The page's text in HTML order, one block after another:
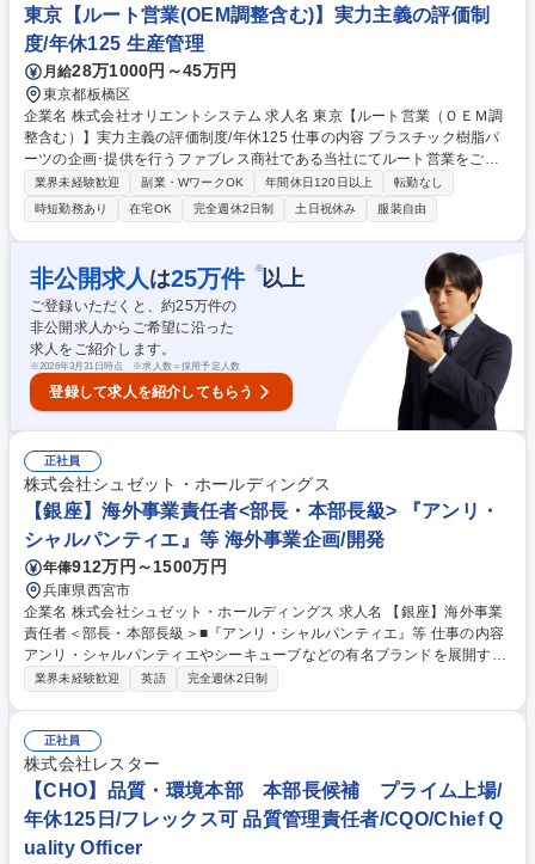
しております。また、幅広い業界（製造業・小売業・学校法人など）との
取引実績がございます。 募集職種 ★第二新卒歓迎★【IT法人営業】顧客
の課題に合わせた提案を！販売職経験者歓迎
東京【ルート営業(OEM調整含む)】実力主義の評価制
度/年休125 生産管理
月給28万1000円～45万円
東京都板橋区
企業名 株式会社オリエントシステム 求人名 東京【ルート営業（ＯＥＭ調
整含む）】実力主義の評価制度/年休125 仕事の内容 プラスチック樹脂パ
ーツの企画･提供を行うファブレス商社である当社にてルート営業をご担
当。顧客の要望に基づき製品仕様の打ち合わせから、協力工場との製造工
程における調整･納期管理を一貫して担当します。 ■顧客であるアミュー
ズメント機器メーカーとの製品仕様の打ち合わせ■北関東を中心とする協
力工場との選定、金型や素材・加工方法のすり合わせ■量産立ち会い、品
質管理から製造工程全体の進捗管理・調整 【仕事の魅力】顧客と工場の間
に立つ調整・折衝能力を活かせます。自分が介在することでオーダーメイ
ド製品が形になるやりがいを実感できる環境です。 募集職種 東京【ルー
ト営業（ＯＥＭ調整含む）】実力主義の評価制度/年休125
業界未経験歓迎 副業・WワークOK 年間休日120日以上
転勤なし
時短勤務あり
在宅OK 完全週休2日制 土日祝休み 服装自由
非公開求人 は25万件 ※以上
ご登録いただくと、約25万件の
非公開求人からご希望に沿った
求人をご紹介します。
※2026年3月31日時点 ※求人数＝採用予定人数
登録して求人を紹介してもらう
正社員
株式会社シュゼット・ホールディングス
【銀座】海外事業責任者<部長・本部長級> 『アンリ・
シャルパンティエ』等 海外事業企画/開発
年俸912万円～1500万円
兵庫県西宮市
企業名 株式会社シュゼット・ホールディングス 求人名 【銀座】海外事業
責任者＜部長・本部長級＞■『アンリ・シャルパンティエ』等 仕事の内容
アンリ・シャルパンティエやシーキューブなどの有名ブランドを展開する
同社の海外事業部の責任者として、「日本の洋菓子文化を世界ブランドへ
進、事業改善など。 ※シンガポール、タイ、台湾などアジア圏を中心に急
速な拡大を続けている同社において期待されるミッションは、「海外市場
におけるブランド価値の最大化と事業の持続的成長」です。 募集職種
【銀座】海外事業責任者＜部長・本部長級＞■『アンリ・シャルパンティ
エ』等
業界未経験歓迎 英語 完全週休2日制
正社員
株式会社レスター
【CHO】品質・環境本部 本部長候補 プライム上場/
年休125日/フレックス可 品質管理責任者/CQO/Chief Q
uality Officer